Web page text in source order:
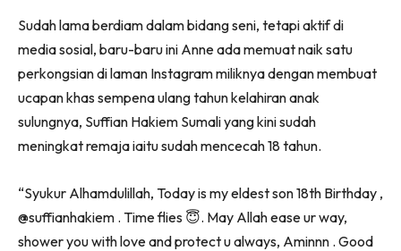
Sudah lama berdiam dalam bidang seni, tetapi aktif di
media sosial, baru-baru ini Anne ada memuat naik satu
perkongsian di laman Instagram miliknya dengan membuat
ucapan khas sempena ulang tahun kelahiran anak
sulungnya, Suffian Hakiem Sumali yang kini sudah
meningkat remaja iaitu sudah mencecah 18 tahun.
“Syukur Alhamdulillah, Today is my eldest son 18th Birthday ,
@suffianhakiem . Time flies 😇. May Allah ease ur way,
shower you with love and protect u always, Aminnn . Good